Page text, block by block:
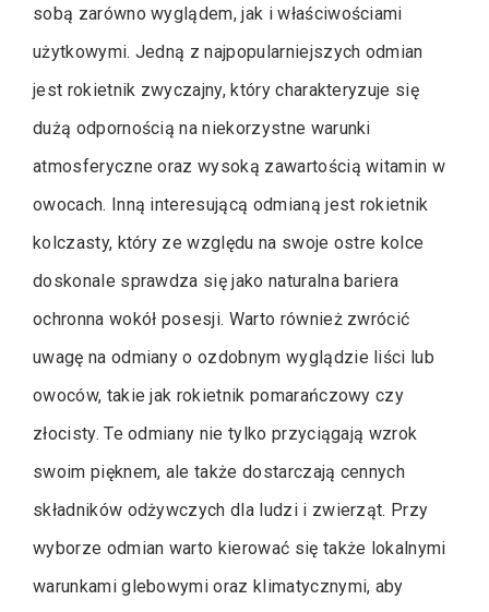
sobą zarówno wyglądem, jak i właściwościami
użytkowymi. Jedną z najpopularniejszych odmian
jest rokietnik zwyczajny, który charakteryzuje się
dużą odpornością na niekorzystne warunki
atmosferyczne oraz wysoką zawartością witamin w
owocach. Inną interesującą odmianą jest rokietnik
kolczasty, który ze względu na swoje ostre kolce
doskonale sprawdza się jako naturalna bariera
ochronna wokół posesji. Warto również zwrócić
uwagę na odmiany o ozdobnym wyglądzie liści lub
owoców, takie jak rokietnik pomarańczowy czy
złocisty. Te odmiany nie tylko przyciągają wzrok
swoim pięknem, ale także dostarczają cennych
składników odżywczych dla ludzi i zwierząt. Przy
wyborze odmian warto kierować się także lokalnymi
warunkami glebowymi oraz klimatycznymi, aby